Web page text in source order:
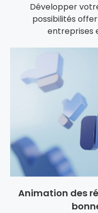
Développer
possibilités
entreprises
Animation des